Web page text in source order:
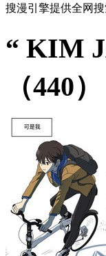
搜漫引擎提供全网
“ KIM
（440）